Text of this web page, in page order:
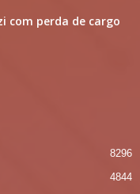
com perda de cargo
8296
4844